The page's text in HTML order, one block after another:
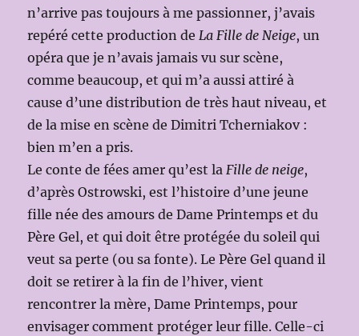
n’arrive pas toujours à me passionner, j’avais
repéré cette production deLa Fille de Neige, un
opéra que je n’avais jamais vu sur scène,
comme beaucoup, et qui m’a aussi attiré à
cause d’une distribution de très haut niveau, et
de la mise en scène de Dimitri Tcherniakov :
bien m’en a pris.
Le conte de fées amer qu’est laFille de neige,
d’après Ostrowski, est l’histoire d’une jeune
fille née des amours de Dame Printemps et du
Père Gel, et qui doit être protégée du soleil qui
veut sa perte (ou sa fonte). Le Père Gel quand il
doit se retirer à la fin de l’hiver, vient
rencontrer la mère, Dame Printemps, pour
envisager comment protéger leur fille. Celle-ci